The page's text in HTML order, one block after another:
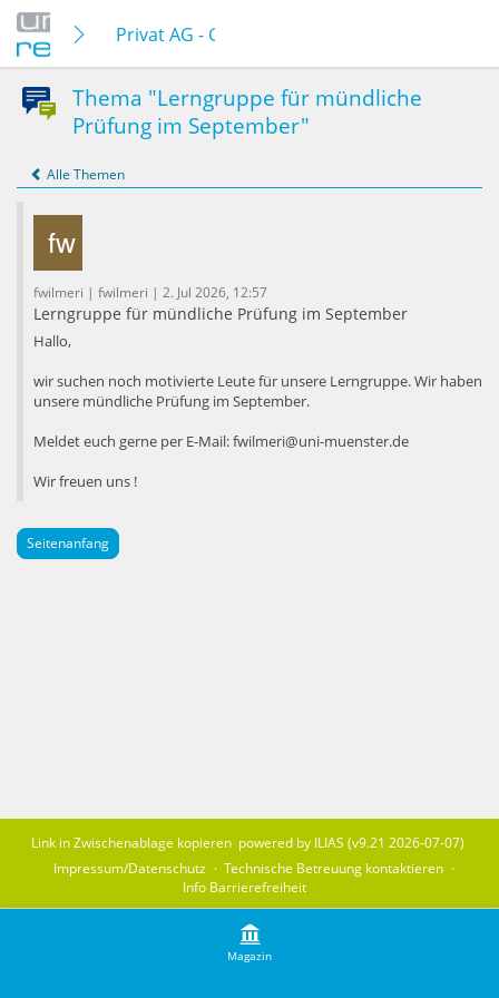
Privat AG - Gründung
Magazin
Thema "Lerngruppe für mündliche
Prüfung im September"
Alle Themen
fwilmeri | fwilmeri | 2. Jul 2026, 12:57
Lerngruppe für mündliche Prüfung im September
Hallo,
wir suchen noch motivierte Leute für unsere Lerngruppe. Wir haben
unsere mündliche Prüfung im September.
Meldet euch gerne per E-Mail: fwilmeri@uni-muenster.de
Wir freuen uns !
Seitenanfang
Link in Zwischenablage kopieren powered by ILIAS (v9.21 2026-07-07)
Impressum/Datenschutz
Technische Betreuung kontaktieren
Info Barrierefreiheit